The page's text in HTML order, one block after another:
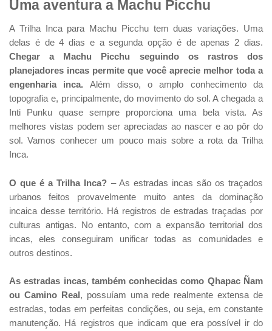
Uma aventura a Machu Picchu
A Trilha Inca para Machu Picchu tem duas variações. Uma
delas é de 4 dias e a segunda opção é de apenas 2 dias.
Chegar a Machu Picchu seguindo os rastros dos
planejadores incas permite que você aprecie melhor toda a
engenharia inca. Além disso, o amplo conhecimento da
topografia e, principalmente, do movimento do sol. A chegada a
Inti Punku quase sempre proporciona uma bela vista. As
melhores vistas podem ser apreciadas ao nascer e ao pôr do
sol. Vamos conhecer um pouco mais sobre a rota da Trilha
Inca.
O que é a Trilha Inca? – As estradas incas são os traçados
urbanos feitos provavelmente muito antes da dominação
incaica desse território. Há registros de estradas traçadas por
culturas antigas. No entanto, com a expansão territorial dos
incas, eles conseguiram unificar todas as comunidades e
outros destinos.
As estradas incas, também conhecidas como Qhapac Ñam
ou Camino Real , possuíam uma rede realmente extensa de
estradas, todas em perfeitas condições, ou seja, em constante
manutenção. Há registros que indicam que era possível ir do